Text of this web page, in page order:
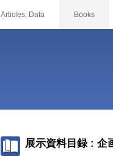
Articles, Data Books
展示資料目録 : 企